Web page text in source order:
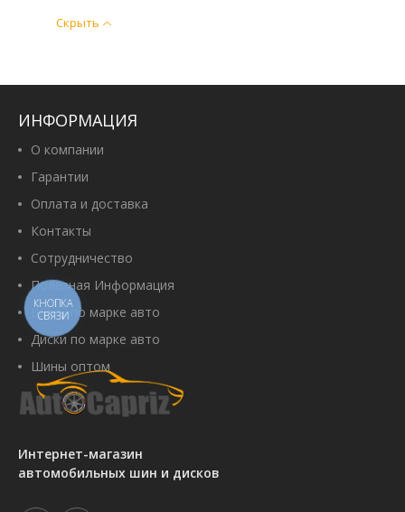
Скрыть
Интернет-магазин
автомобильных шин и дисков
ИНФОРМАЦИЯ
О компании
Гарантии
Оплата и доставка
Контакты
Сотрудничество
Полезная Информация
Шины по марке авто
Диски по марке авто
Шины оптом
КНОПКА
СВЯЗИ